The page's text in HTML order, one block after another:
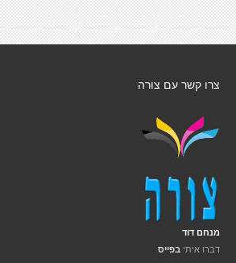
צרו קשר עם צורה
מנחם דוד
דברו איתי בפייס